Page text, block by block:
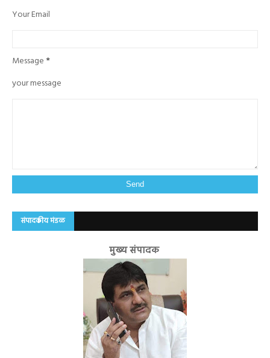
Your Email
Message *
your message
संपादकीय मंडळ
मुख्य संपादक